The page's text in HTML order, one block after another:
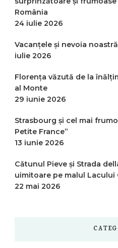
România
24 iulie 2026
Vacanțele și nevoia
iulie 2026
Florența văzută de la
al Monte
29 iunie 2026
Strasbourg și cel mai
Petite France”
13 iunie 2026
Cătunul Pieve și Strada
uimitoare pe malul Lacului
22 mai 2026